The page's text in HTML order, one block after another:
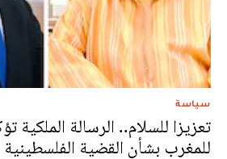
سياسة
تعزيزا للسلام.. الرسالة الملكية
للمغرب بشأن القضية الفلسطينية